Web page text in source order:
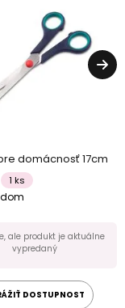
domácnosť 17cm
1 ks
ale produkt je aktuálne
vypredaný
DOSTUPNOST